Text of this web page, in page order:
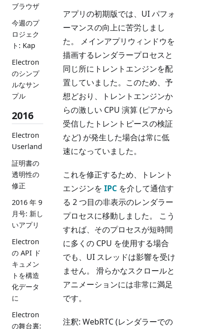
ブラウザ
今週のプ
ロジェク
ト: Kap
Electron
のシンプ
ルなサン
プル
2016
Electron
Userland
証明書の
透明性の
修正
2016 年 9
月号: 新し
いアプリ
Electron
の API ド
キュメン
トを構造
化データ
に
Electron
の舞台裏:
アプリの初期版では、UI パフォ
ーマンスの向上に苦労しまし
た。 メインアプリウィンドウを
描画するレンダラープロセスと
同じ所にトレントエンジンを配
置していました。このため、予
想どおり、トレントエンジンか
らの激しい CPU 演算 (ピアから
受信したトレントピースの検証
など) が発生した場合は常に低
速になっていました。
これを修正するため、トレント
エンジンを IPC を介して通信す
る 2 つ目の非表示のレンダラー
プロセスに移動しました。 こう
すれば、そのプロセスが短時間
に多くの CPU を使用する場合
でも、UI スレッドは影響を受け
ません。 滑らかなスクロールと
アニメーションには非常に満足
です。
注釈: WebRTC (レンダラーでの